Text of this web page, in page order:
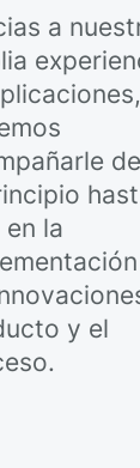
a
la
y el